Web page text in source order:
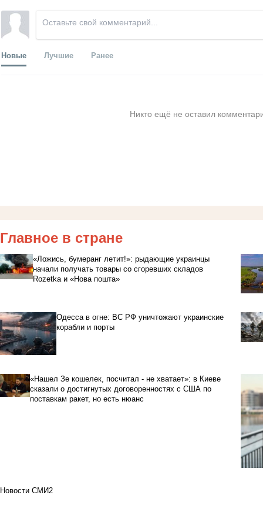
Новые Лучшие Ранее
Никто ещё не оставил
Главное в стране
«Ложись, бумеранг летит!»: рыдающие украинцы
начали получать товары со сгоревших складов
Rozetka и «Нова пошта»
Одесса в огне: ВС РФ уничтожают украинские
корабли и порты
«Нашел Зе кошелек, посчитал - не хватает»: в Киеве
сказали о достигнутых договоренностях с США по
поставкам ракет, но есть нюанс
Новости СМИ2